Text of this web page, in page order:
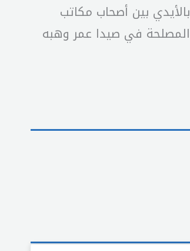
بين أصحاب مكاتب
في صيدا عمر وهبه